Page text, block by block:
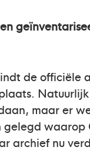
de officiële
maar er
gelegd waarop
archief nu